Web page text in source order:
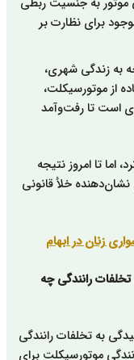
برای نظارت بر
به زندگی شهری،
از موتورسیکلت،
است تا رفت‌وآمد
اما تا امروز نتیجه
خلأ قانونی
زنان در ابهام
“مردان” در ماده ۲۰ قانون تخلفات رانندگی چه
ماده ۲۰ قانون رسیدگی به تخلفات رانندگی
موتورسیکلت برای